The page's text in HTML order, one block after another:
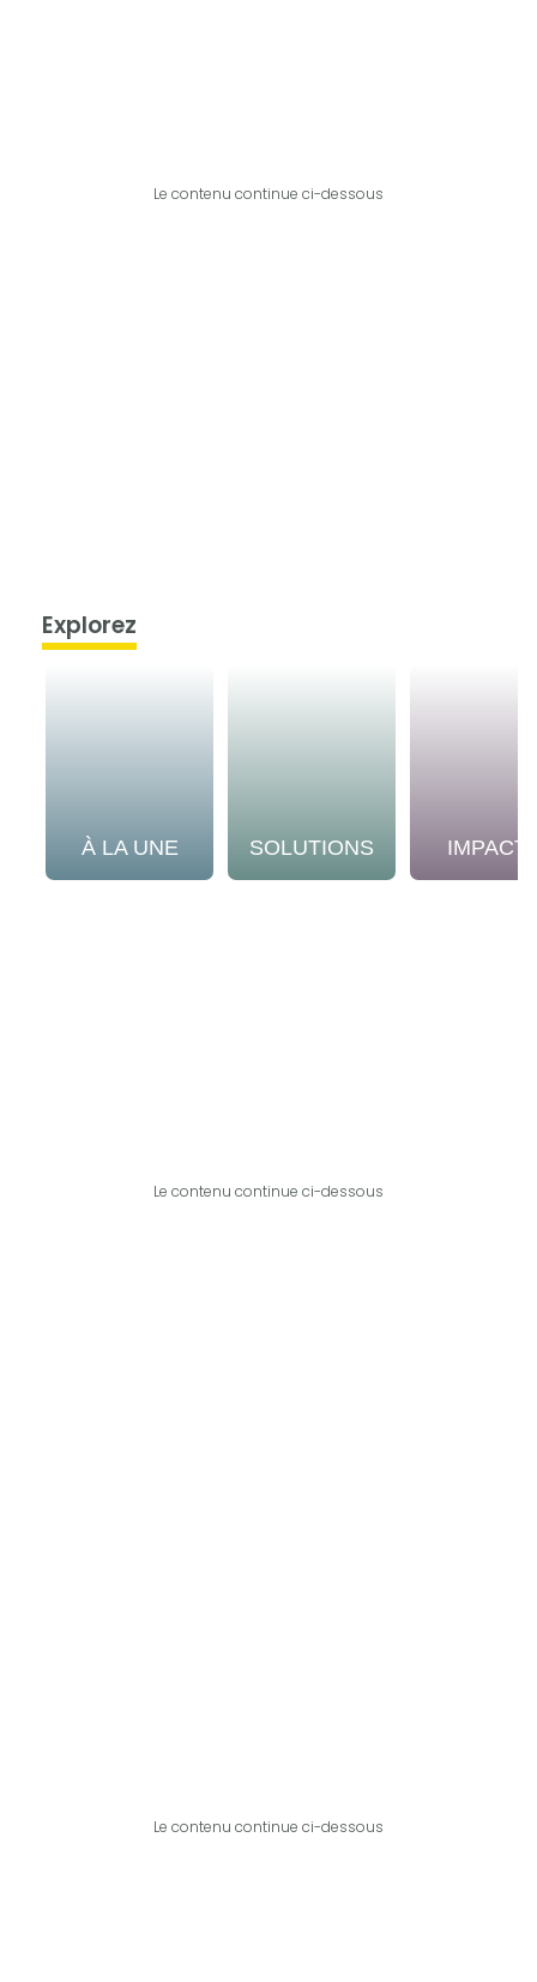
Le contenu continue ci-dessous
Explorez
À LA UNE SOLUTIONS
Le contenu continue ci-dessous
Le contenu continue ci-dessous